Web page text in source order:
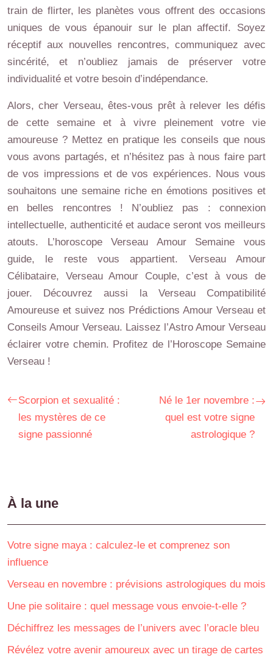
train de flirter, les planètes vous offrent des occasions
uniques de vous épanouir sur le plan affectif. Soyez
réceptif aux nouvelles rencontres, communiquez avec
sincérité, et n’oubliez jamais de préserver votre
individualité et votre besoin d’indépendance.
Alors, cher Verseau, êtes-vous prêt à relever les défis
de cette semaine et à vivre pleinement votre vie
amoureuse ? Mettez en pratique les conseils que nous
vous avons partagés, et n’hésitez pas à nous faire part
de vos impressions et de vos expériences. Nous vous
souhaitons une semaine riche en émotions positives et
en belles rencontres ! N’oubliez pas : connexion
intellectuelle, authenticité et audace seront vos meilleurs
atouts. L’horoscope Verseau Amour Semaine vous
guide, le reste vous appartient. Verseau Amour
Célibataire, Verseau Amour Couple, c’est à vous de
jouer. Découvrez aussi la Verseau Compatibilité
Amoureuse et suivez nos Prédictions Amour Verseau et
Conseils Amour Verseau. Laissez l’Astro Amour Verseau
éclairer votre chemin. Profitez de l’Horoscope Semaine
Verseau !
Scorpion et sexualité :
les mystères de ce
signe passionné
Né le 1er novembre :
quel est votre signe
astrologique ?
À la une
Votre signe maya : calculez-le et comprenez son
influence
Verseau en novembre : prévisions astrologiques du mois
Une pie solitaire : quel message vous envoie-t-elle ?
Déchiffrez les messages de l’univers avec l’oracle bleu
Révélez votre avenir amoureux avec un tirage de cartes